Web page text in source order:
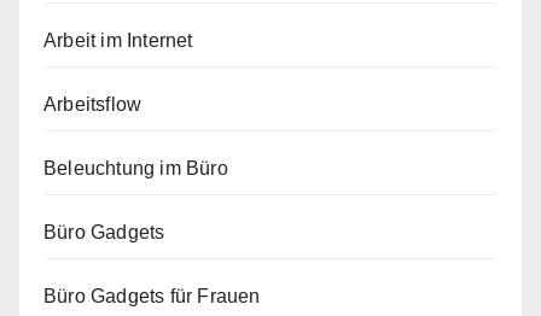
Arbeit im Internet
Arbeitsflow
Beleuchtung im Büro
Büro Gadgets
Büro Gadgets für Frauen